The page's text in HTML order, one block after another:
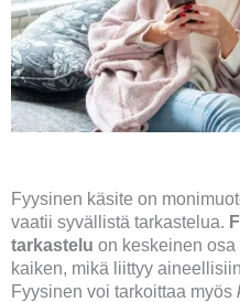
Fyysinen käsite on
vaatii syvällistä tarkastelua.
tarkastelu on keskeinen osa
kaiken, mikä liittyy
Fyysinen voi tarkoittaa myös